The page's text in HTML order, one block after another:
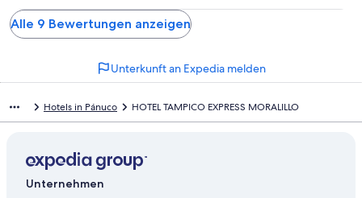
Alle 9 Bewertungen anzeigen
Unterkunft an Expedia melden
Hotels in Pánuco HOTEL TAMPICO EXPRESS MORALILLO
Unternehmen